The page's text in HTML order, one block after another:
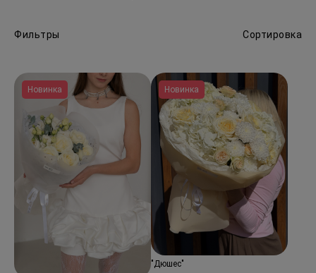
Фильтры Сортировка
Новинка Новинка
"Дюшес"